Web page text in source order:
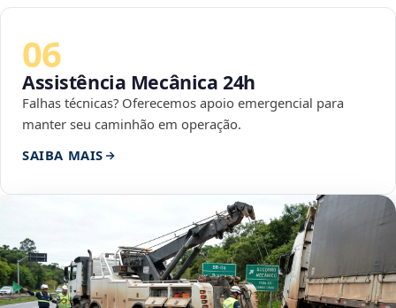
06
Assistência Mecânica 24h
Falhas técnicas? Oferecemos apoio emergencial para
manter seu caminhão em operação.
SAIBA MAIS